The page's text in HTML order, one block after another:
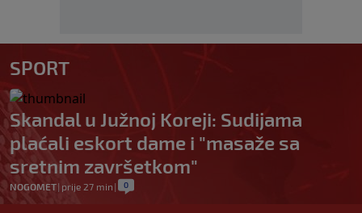
SPORT
Skandal u Južnoj Koreji: Sudijama
plaćali eskort dame i "masaže sa
sretnim završetkom"
NOGOMET| prije 27 min | 0